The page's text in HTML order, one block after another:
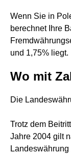
Wenn Sie in
berechnet Ihre
und 1,75% liegt.
Wo mit
Die
Trotz dem
Jahre 2004 gilt
Landeswährung